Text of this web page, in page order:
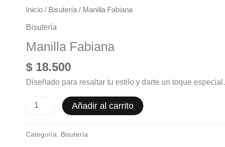
Inicio / Bisutería / Manilla Fabiana
Bisutería
Manilla Fabiana
$ 18.500
Diseñado para resaltar tu estilo y darte un toque especial.
Manilla
Fabiana
Añadir al carrito
Categoría: Bisutería